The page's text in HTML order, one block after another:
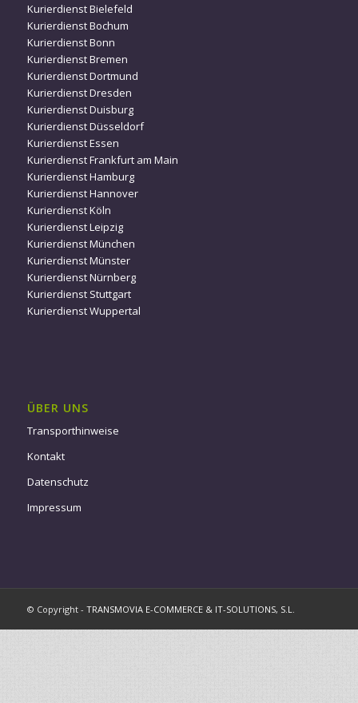
Kurierdienst Bielefeld
Kurierdienst Bochum
Kurierdienst Bonn
Kurierdienst Bremen
Kurierdienst Dortmund
Kurierdienst Dresden
Kurierdienst Duisburg
Kurierdienst Düsseldorf
Kurierdienst Essen
Kurierdienst Frankfurt am Main
Kurierdienst Hamburg
Kurierdienst Hannover
Kurierdienst Köln
Kurierdienst Leipzig
Kurierdienst München
Kurierdienst Münster
Kurierdienst Nürnberg
Kurierdienst Stuttgart
Kurierdienst Wuppertal
ÜBER UNS
Transporthinweise
Kontakt
Datenschutz
Impressum
© Copyright - TRANSMOVIA E-COMMERCE & IT-SOLUTIONS, S.L.